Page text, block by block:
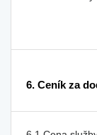
6. Ceník za